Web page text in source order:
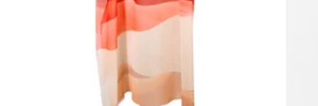
destaque
vista